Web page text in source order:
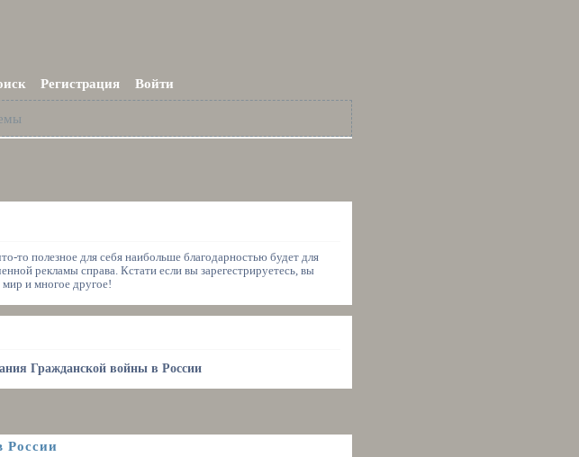
Регистрация Войти
то полезное для себя наибольше благодарностью будет для
рекламы справа. Кстати если вы зарегестрируетесь, вы
и многое другое!
Гражданской войны в России
России